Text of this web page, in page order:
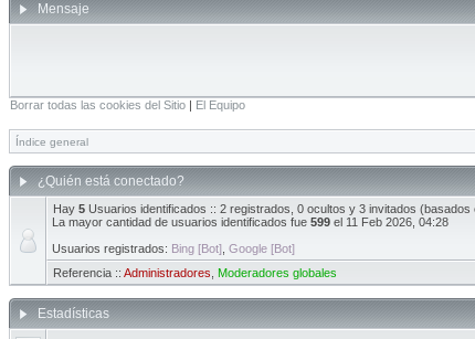
Mensaje
Borrar todas las cookies del Sitio | El Equipo
Índice general
¿Quién está conectado?
Hay 5 Usuarios identificados :: 2 registrados, 0 ocultos y 3 invitados
La mayor cantidad de usuarios identificados fue 599 el 11 Feb 2026, 04:28
Usuarios registrados: Bing [Bot] Google [Bot]
Referencia :: Administradores Moderadores globales
Estadísticas